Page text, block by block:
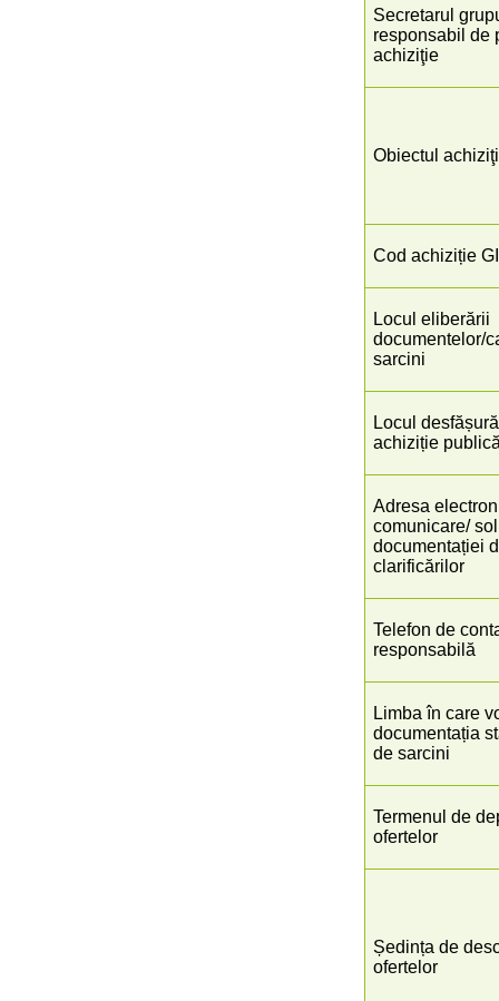
Secretarul
responsabil de
achiziţie
Obiectul
Cod achiziție
Locul eliberării
documentelor/
sarcini
Locul
achiziție
Adresa
comunicare/
documentației
clarificărilor
Telefon de
responsabilă
Limba în care
documentația
de sarcini
Termenul de
ofertelor
Ședința de
ofertelor